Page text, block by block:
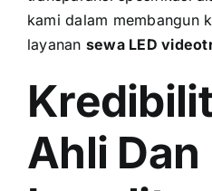
kami dalam membangun
layanan sewa LED
Ahli Dan